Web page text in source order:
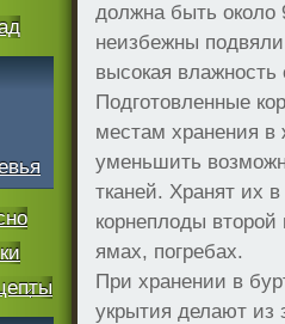
должна быть около
неизбежны
высокая влажность
Подготовленные
местам хранения в
уменьшить
тканей. Хранят их
корнеплоды
ямах, погребах.
При хранении в
укрытия делают из